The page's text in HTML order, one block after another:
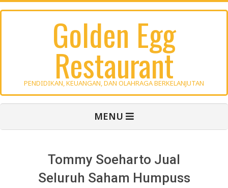
Skip
Golden Egg
Restaurant
PENDIDIKAN, KEUANGAN, DAN OLAHRAGA BERKELANJUTAN
MENU
Tommy Soeharto Jual
Seluruh Saham Humpuss